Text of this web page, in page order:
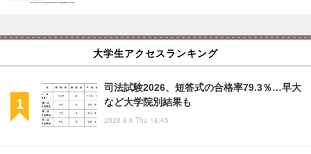
大学生アクセスランキング
司法試験2026、短答式の合格率79.3％…早大
など大学院別結果も
2026.8.6 Thu 18:45